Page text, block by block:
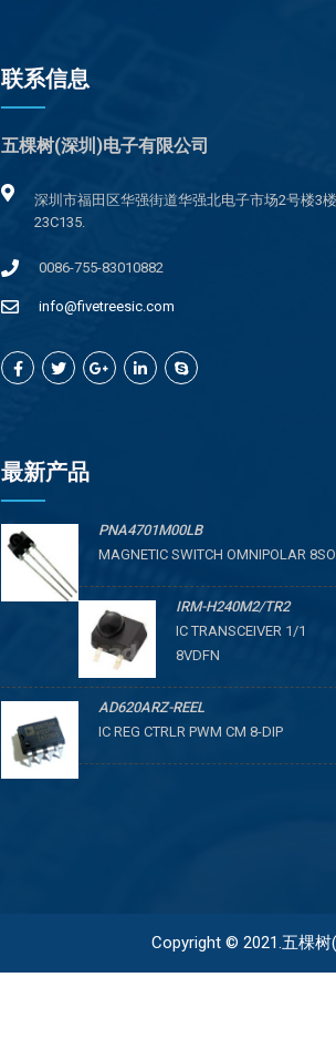
联系信息
五棵树(深圳)电子有限公司
深圳市福田区华强街道华强北电子市场2号楼3楼
23C135.
0086-755-83010882
info@fivetreesic.com
最新产品
PNA4701M00LB
MAGNETIC SWITCH OMNIPOLAR
IRM-H240M2/TR2
IC TRANSCEIVER 1/1
8VDFN
AD620ARZ-REEL
IC REG CTRLR PWM CM 8-DIP
Copyright © 2021.五棵